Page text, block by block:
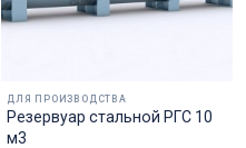
ДЛЯ ПРОИЗВОДСТВА
Резервуар стальной РГС 10
м3